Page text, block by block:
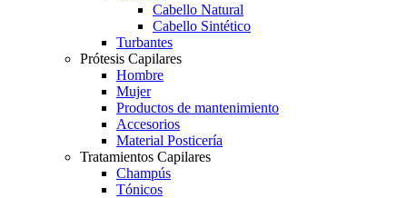
Cabello Natural
Cabello Sintético
Turbantes
Prótesis Capilares
Hombre
Mujer
Productos de mantenimiento
Accesorios
Material Posticería
Tratamientos Capilares
Champús
Tónicos